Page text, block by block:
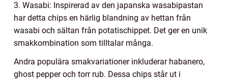
3. Wasabi: Inspirerad av den japanska wasabipastan
har detta chips en härlig blandning av hettan från
wasabi och sältan från potatischippet. Det ger en unik
smakkombination som tilltalar många.
Andra populära smakvariationer inkluderar habanero,
ghost pepper och torr rub. Dessa chips står ut i